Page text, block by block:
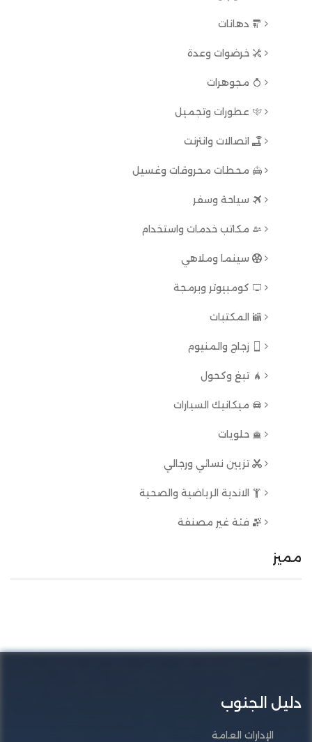
دهانات
خرضوات وعدة
مجوهرات
عطورات وتجميل
اتصالات وانترنت
محطات محروقات وغسيل
سياحة وسفر
مكاتب خدمات واستخدام
سينما وملاهي
كومبيوتر وبرمجة
المكتبات
زجاج والمنيوم
تبغ وكحول
ميكانيك السيارات
حلويات
تزيين نسائي ورجالي
الاندية الرياضية والصحية
فئة غير مصنفة
مميز
دليل الجنوب
الإدارات العامة